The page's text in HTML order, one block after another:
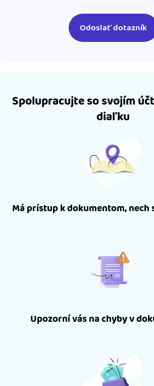
Spolupracujte so svojím
diaľku
Má prístup k dokumentom,
Upozorní vás na chyby v